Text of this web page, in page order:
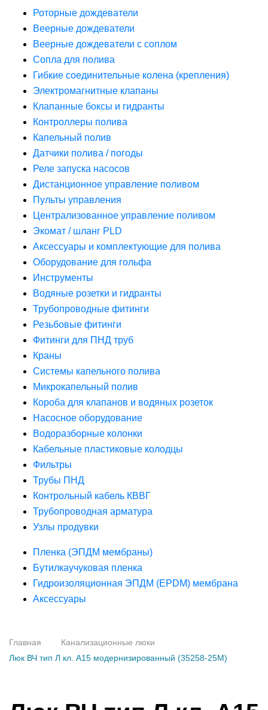
Роторные дождеватели
Веерные дождеватели
Веерные дождеватели с соплом
Сопла для полива
Гибкие соединительные колена (крепления)
Электромагнитные клапаны
Клапанные боксы и гидранты
Контроллеры полива
Капельный полив
Датчики полива / погоды
Реле запуска насосов
Дистанционное управление поливом
Пульты управления
Централизованное управление поливом
Экомат / шланг PLD
Аксессуары и комплектующие для полива
Оборудование для гольфа
Инструменты
Водяные розетки и гидранты
Трубопроводные фитинги
Резьбовые фитинги
Фитинги для ПНД труб
Краны
Системы капельного полива
Микрокапельный полив
Короба для клапанов и водяных розеток
Насосное оборудование
Водоразборные колонки
Кабельные пластиковые колодцы
Фильтры
Трубы ПНД
Контрольный кабель КВВГ
Трубопроводная арматура
Узлы продувки
Пленка (ЭПДМ мембраны)
Бутилкаучуковая пленка
Гидроизоляционная ЭПДМ (EPDM) мембрана
Аксессуары
Главная
Канализационные люки
Люк ВЧ тип Л кл. А15 модернизированный (35258-25M)